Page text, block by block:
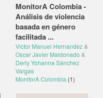
MonitorA Colombia -
Análisis de violencia
basada en género
facilitada ...
Victor Manuel Hernandez &
Oscar Javier Maldonado &
Derly Yohanna Sánchez
Vargas
MonitorA Colombia (1)